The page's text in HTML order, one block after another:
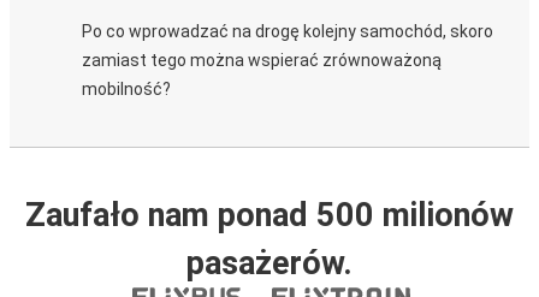
Po co wprowadzać na drogę kolejny samochód, skoro
zamiast tego można wspierać zrównoważoną
mobilność?
Zaufało nam ponad 500 milionów
pasażerów.